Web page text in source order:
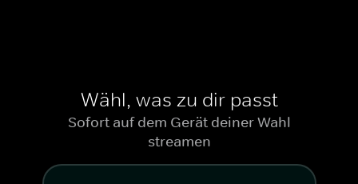
Wähl, was zu dir passt
Sofort auf dem Gerät deiner Wahl
streamen